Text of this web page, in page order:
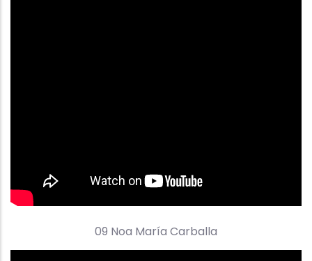
09 Noa María Carballa